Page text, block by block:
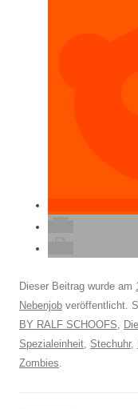
Dieser Beitrag wurde am
Nebenjob veröffentlicht.
BY RALF SCHOOFS,
Spezialeinheit, Stechuhr,
Zombies.